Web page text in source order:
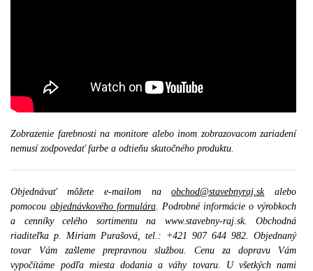
Zobrazenie farebnosti na monitore alebo inom zobrazovacom zariadení
nemusí zodpovedať farbe a odtieňu skutočného produktu.
Objednávať môžete e-mailom naobchod@stavebnyraj.skalebo
pomocou objednávkového formulára. Podrobné informácie o výrobkoch
a cenníky celého sortimentu na www.stavebny-raj.sk. Obchodná
riaditeľka p. Miriam Purašová, tel.: +421 907 644 982. Objednaný
tovar Vám zašleme prepravnou službou. Cenu za dopravu Vám
vypočítáme podľa miesta dodania a váhy tovaru. U všetkých nami